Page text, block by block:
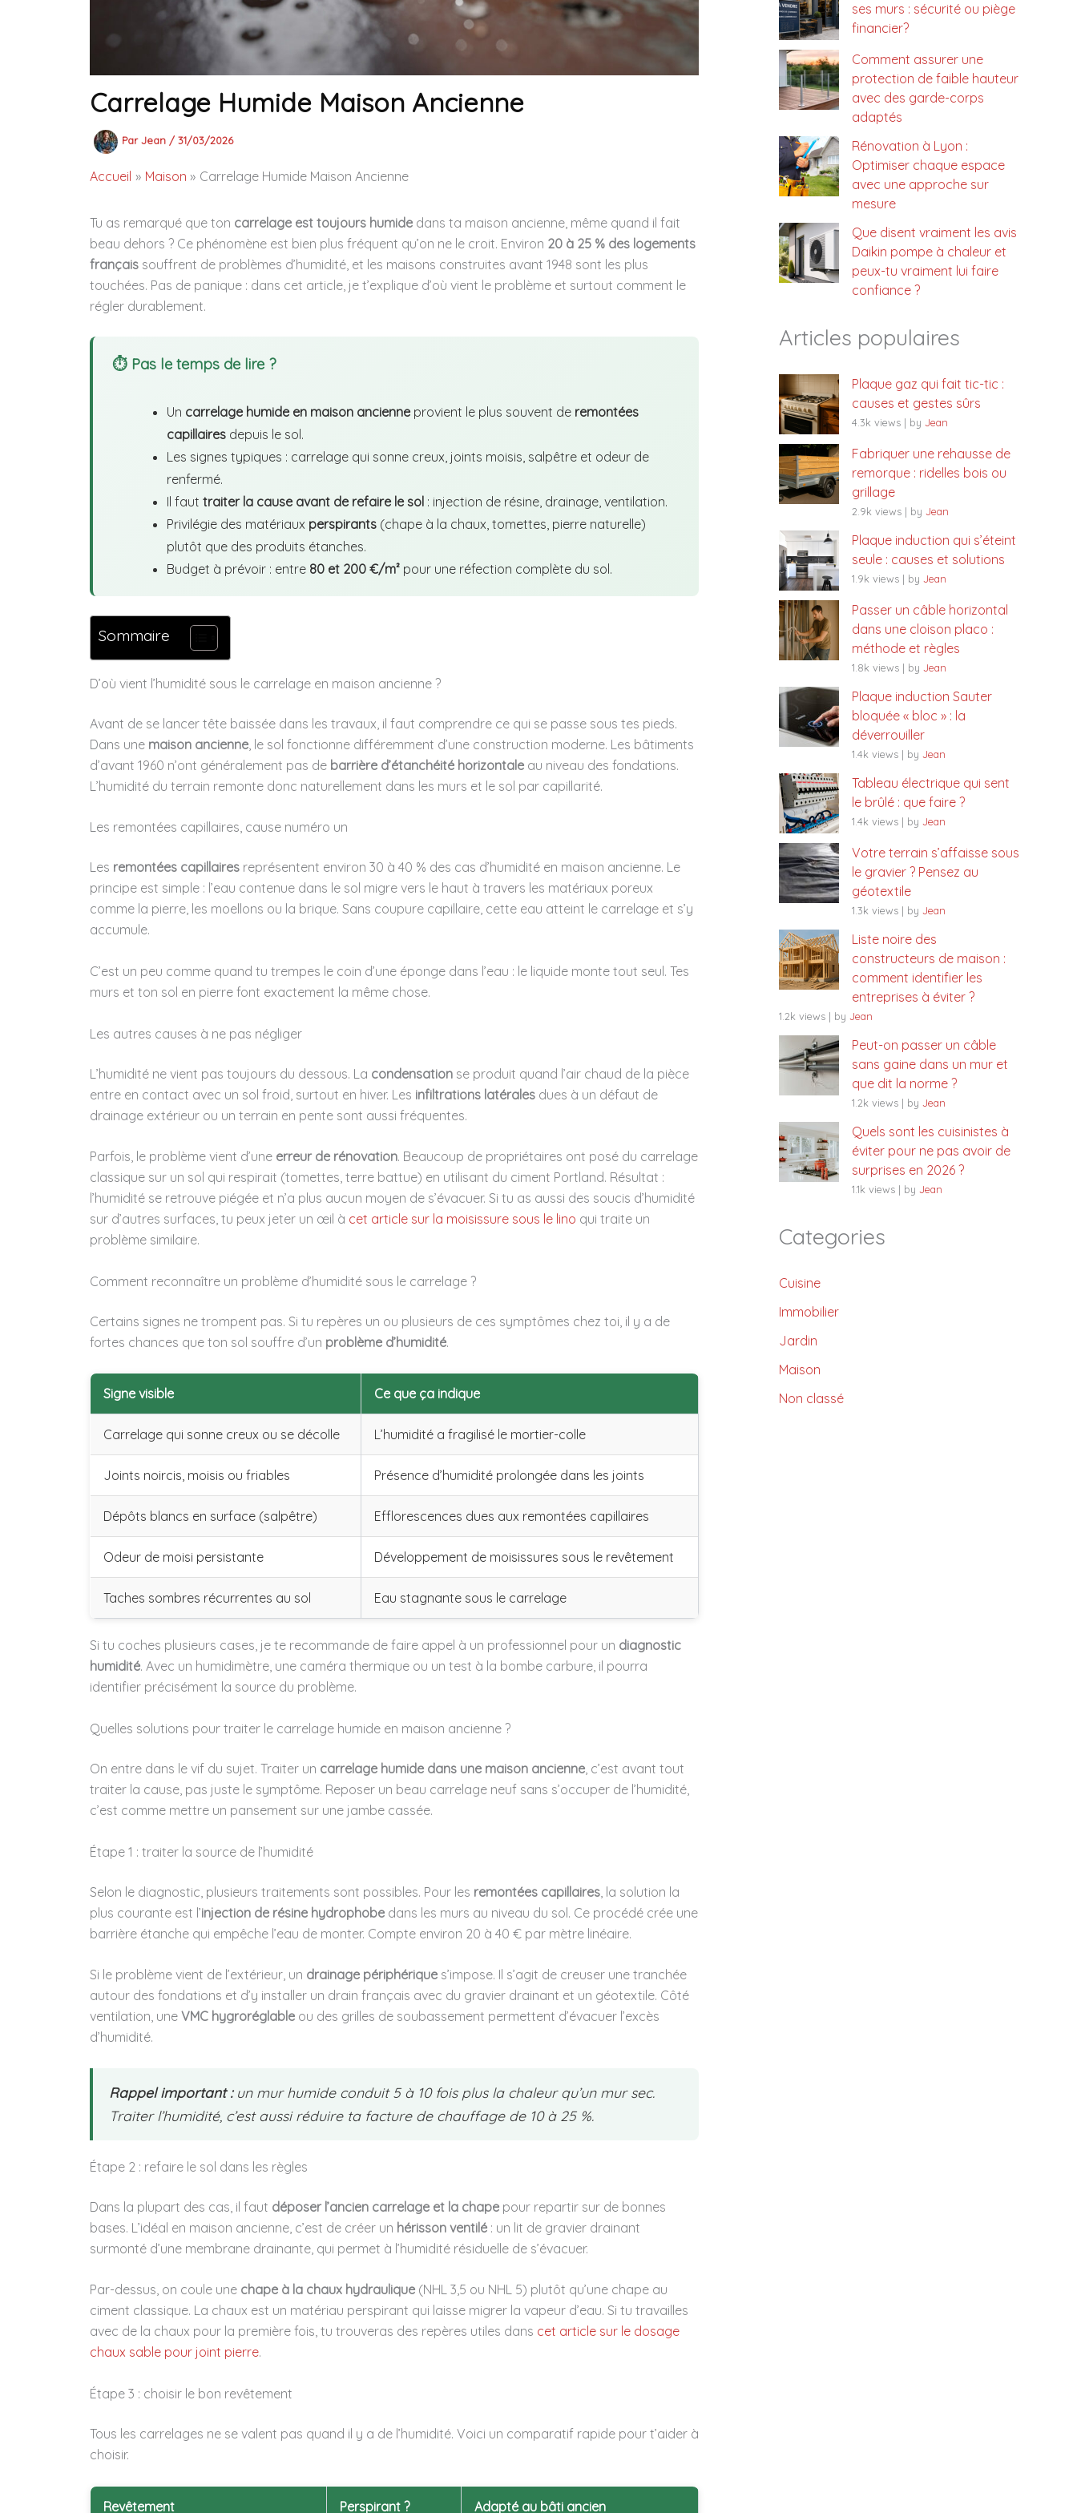
Carrelage Humide Maison Ancienne
ParJean / 31/03/2026
Accueil Maison Carrelage Humide Maison Ancienne
Tu as remarqué que ton carrelage est toujours humide dans ta maison ancienne, même quand il fait
beau dehors ? Ce phénomène est bien plus fréquent qu’on ne le croit. Environ 20 à 25 % des logements
français souffrent de problèmes d’humidité, et les maisons construites avant 1948 sont les plus
touchées. Pas de panique : dans cet article, je t’explique d’où vient le problème et surtout comment le
régler durablement.
⏱ Pas le temps de lire ?
Un carrelage humide en maison ancienne provient le plus souvent de remontées
capillaires depuis le sol.
Les signes typiques : carrelage qui sonne creux, joints moisis, salpêtre et odeur de
renfermé.
Il faut traiter la cause avant de refaire le sol : injection de résine, drainage, ventilation.
Privilégie des matériaux perspirants (chape à la chaux, tomettes, pierre naturelle)
plutôt que des produits étanches.
Budget à prévoir : entre 80 et 200 €/m² pour une réfection complète du sol.
Sommaire
D’où vient l’humidité sous le carrelage en maison ancienne ?
Avant de se lancer tête baissée dans les travaux, il faut comprendre ce qui se passe sous tes pieds.
Dans une maison ancienne , le sol fonctionne différemment d’une construction moderne. Les bâtiments
d’avant 1960 n’ont généralement pas de barrière d’étanchéité horizontale au niveau des fondations.
L’humidité du terrain remonte donc naturellement dans les murs et le sol par capillarité.
Les remontées capillaires, cause numéro un
Les remontées capillaires représentent environ 30 à 40 % des cas d’humidité en maison ancienne. Le
principe est simple : l’eau contenue dans le sol migre vers le haut à travers les matériaux poreux
comme la pierre, les moellons ou la brique. Sans coupure capillaire, cette eau atteint le carrelage et s’y
accumule.
C’est un peu comme quand tu trempes le coin d’une éponge dans l’eau : le liquide monte tout seul. Tes
murs et ton sol en pierre font exactement la même chose.
Les autres causes à ne pas négliger
L’humidité ne vient pas toujours du dessous. La condensation se produit quand l’air chaud de la pièce
entre en contact avec un sol froid, surtout en hiver. Les infiltrations latérales dues à un défaut de
drainage extérieur ou un terrain en pente sont aussi fréquentes.
Parfois, le problème vient d’une erreur de rénovation. Beaucoup de propriétaires ont posé du carrelage
classique sur un sol qui respirait (tomettes, terre battue) en utilisant du ciment Portland. Résultat :
l’humidité se retrouve piégée et n’a plus aucun moyen de s’évacuer. Si tu as aussi des soucis d’humidité
sur d’autres surfaces, tu peux jeter un œil à cet article sur la moisissure sous le lino qui traite un
problème similaire.
Comment reconnaître un problème d’humidité sous le carrelage ?
Certains signes ne trompent pas. Si tu repères un ou plusieurs de ces symptômes chez toi, il y a de
fortes chances que ton sol souffre d’un problème d’humidité.
Signe visible Ce que ça indique
Carrelage qui sonne creux ou se décolle L’humidité a fragilisé le mortier-colle
Joints noircis, moisis ou friables Présence d’humidité prolongée dans les joints
Dépôts blancs en surface (salpêtre) Efflorescences dues aux remontées capillaires
Odeur de moisi persistante Développement de moisissures sous le revêtement
Taches sombres récurrentes au sol Eau stagnante sous le carrelage
Si tu coches plusieurs cases, je te recommande de faire appel à un professionnel pour un diagnostic
humidité. Avec un humidimètre, une caméra thermique ou un test à la bombe carbure, il pourra
identifier précisément la source du problème.
Quelles solutions pour traiter le carrelage humide en maison ancienne ?
On entre dans le vif du sujet. Traiter un carrelage humide dans une maison ancienne, c’est avant tout
traiter la cause, pas juste le symptôme. Reposer un beau carrelage neuf sans s’occuper de l’humidité,
c’est comme mettre un pansement sur une jambe cassée.
Étape 1 : traiter la source de l’humidité
Selon le diagnostic, plusieurs traitements sont possibles. Pour les remontées capillaires , la solution la
plus courante est l’injection de résine hydrophobe dans les murs au niveau du sol. Ce procédé crée une
barrière étanche qui empêche l’eau de monter. Compte environ 20 à 40 € par mètre linéaire.
Si le problème vient de l’extérieur, un drainage périphérique s’impose. Il s’agit de creuser une tranchée
autour des fondations et d’y installer un drain français avec du gravier drainant et un géotextile. Côté
ventilation, une VMC hygroréglable ou des grilles de soubassement permettent d’évacuer l’excès
d’humidité.
Rappel important :un mur humide conduit 5 à 10 fois plus la chaleur qu’un mur sec.
Traiter l’humidité, c’est aussi réduire ta facture de chauffage de 10 à 25 %.
Étape 2 : refaire le sol dans les règles
Dans la plupart des cas, il faut déposer l’ancien carrelage et la chape pour repartir sur de bonnes
bases. L’idéal en maison ancienne, c’est de créer un hérisson ventilé : un lit de gravier drainant
surmonté d’une membrane drainante, qui permet à l’humidité résiduelle de s’évacuer.
Par-dessus, on coule une chape à la chaux hydraulique (NHL 3,5 ou NHL 5) plutôt qu’une chape au
ciment classique. La chaux est un matériau perspirant qui laisse migrer la vapeur d’eau. Si tu travailles
avec de la chaux pour la première fois, tu trouveras des repères utiles dans cet article sur le dosage
chaux sable pour joint pierre.
Étape 3 : choisir le bon revêtement
Tous les carrelages ne se valent pas quand il y a de l’humidité. Voici un comparatif rapide pour t’aider à
choisir.
Revêtement Perspirant ? Adapté au bâti ancien
ses murs : sécurité ou piège
financier?
Comment assurer une
protection de faible hauteur
avec des garde-corps
adaptés
Rénovation à Lyon :
Optimiser chaque espace
avec une approche sur
mesure
Que disent vraiment les avis
Daikin pompe à chaleur et
peux-tu vraiment lui faire
confiance ?
Articles populaires
Plaque gaz qui fait tic-tic :
causes et gestes sûrs
4.3k views | by Jean
Fabriquer une rehausse de
remorque : ridelles bois ou
grillage
2.9k views | by Jean
Plaque induction qui s’éteint
seule : causes et solutions
1.9k views | by Jean
Passer un câble horizontal
dans une cloison placo :
méthode et règles
1.8k views | by Jean
Plaque induction Sauter
bloquée « bloc » : la
déverrouiller
1.4k views | by Jean
Tableau électrique qui sent
le brûlé : que faire ?
1.4k views | by Jean
Votre terrain s’affaisse sous
le gravier ? Pensez au
géotextile
1.3k views | by Jean
Liste noire des
constructeurs de maison :
comment identifier les
entreprises à éviter ?
1.2k views | by Jean
Peut-on passer un câble
sans gaine dans un mur et
que dit la norme ?
1.2k views | by Jean
Quels sont les cuisinistes à
éviter pour ne pas avoir de
surprises en 2026 ?
1.1k views | by Jean
Categories
Cuisine
Immobilier
Jardin
Maison
Non classé